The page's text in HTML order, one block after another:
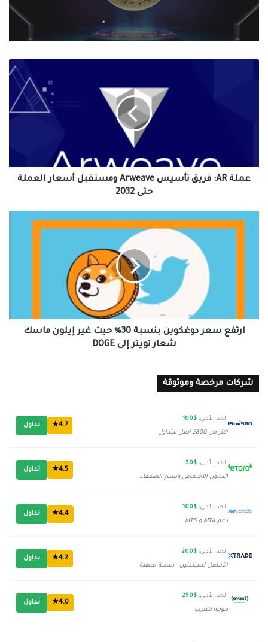
الكريبتو في 2025: سيف ذو حدين على
2032
عملة AR: فريق تأسيس Arweave ومستقبل أسعار العملة
حتى 2032
ارتفع سعر دوغكوين بنسبة 30٪ حيث غير إيلون ماسك
شعار تويتر إلى DOGE
شركات مرخصة وموثوقة
الحد الأدنى: $100
أكثر من 2800 أصل متداول
4.7★ تداول
الحد الأدنى: $50
التداول الاجتماعي ونسخ الصفقات
4.5★ تداول
الحد الأدنى: $100
دعم MT4 و MT5
4.4★ تداول
الحد الأدنى: $200
الأفضل للمبتدئين - منصة سهلة
4.2★ تداول
الحد الأدنى: $250
موجه للعرب
4.0★ تداول